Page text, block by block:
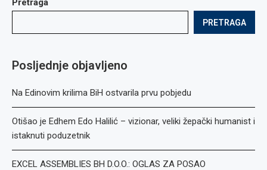
Pretraga
PRETRAGA
Posljednje objavljeno
Na Edinovim krilima BiH ostvarila prvu pobjedu
Otišao je Edhem Edo Halilić – vizionar, veliki žepački humanist i
istaknuti poduzetnik
EXCEL ASSEMBLIES BH D.O.O.: OGLAS ZA POSAO